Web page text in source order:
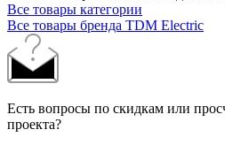
Все товары категории
Все товары бренда TDM Electric
Есть вопросы по скидкам или
проекта?